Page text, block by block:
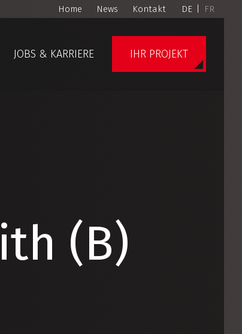
Home News Kontakt DE FR
JOBS & KARRIERE IHR PROJEKT
(B)